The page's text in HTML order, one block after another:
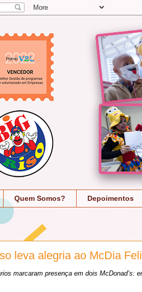
Quem Somos? Depoimentos
leva alegria ao McDia
marcaram presença em dois McDonad’s: